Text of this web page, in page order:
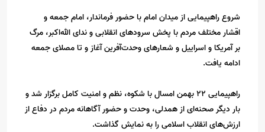
شروع راهپیمایی از میدان امام با حضور فرماندار، امام جمعه و
اقشار مختلف مردم با پخش سرودهای انقلابی و ندای الله‌اکبر، مرگ
بر آمریکا و اسراییل و شعارهای وحدت‌آفرین آغاز و تا مصلای جمعه
ادامه یافت.
راهپیمایی ۲۲ بهمن امسال با شکوه، نظم و امنیت کامل برگزار شد و
بار دیگر صحنه‌ای از همدلی، وحدت و حضور آگاهانه مردم در دفاع از
ارزش‌های انقلاب اسلامی را به نمایش گذاشت.